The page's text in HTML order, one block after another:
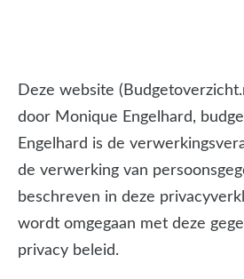
Deze website
door Monique Engelhard,
Engelhard is de
de verwerking van
beschreven in deze
wordt omgegaan met deze
privacy beleid.